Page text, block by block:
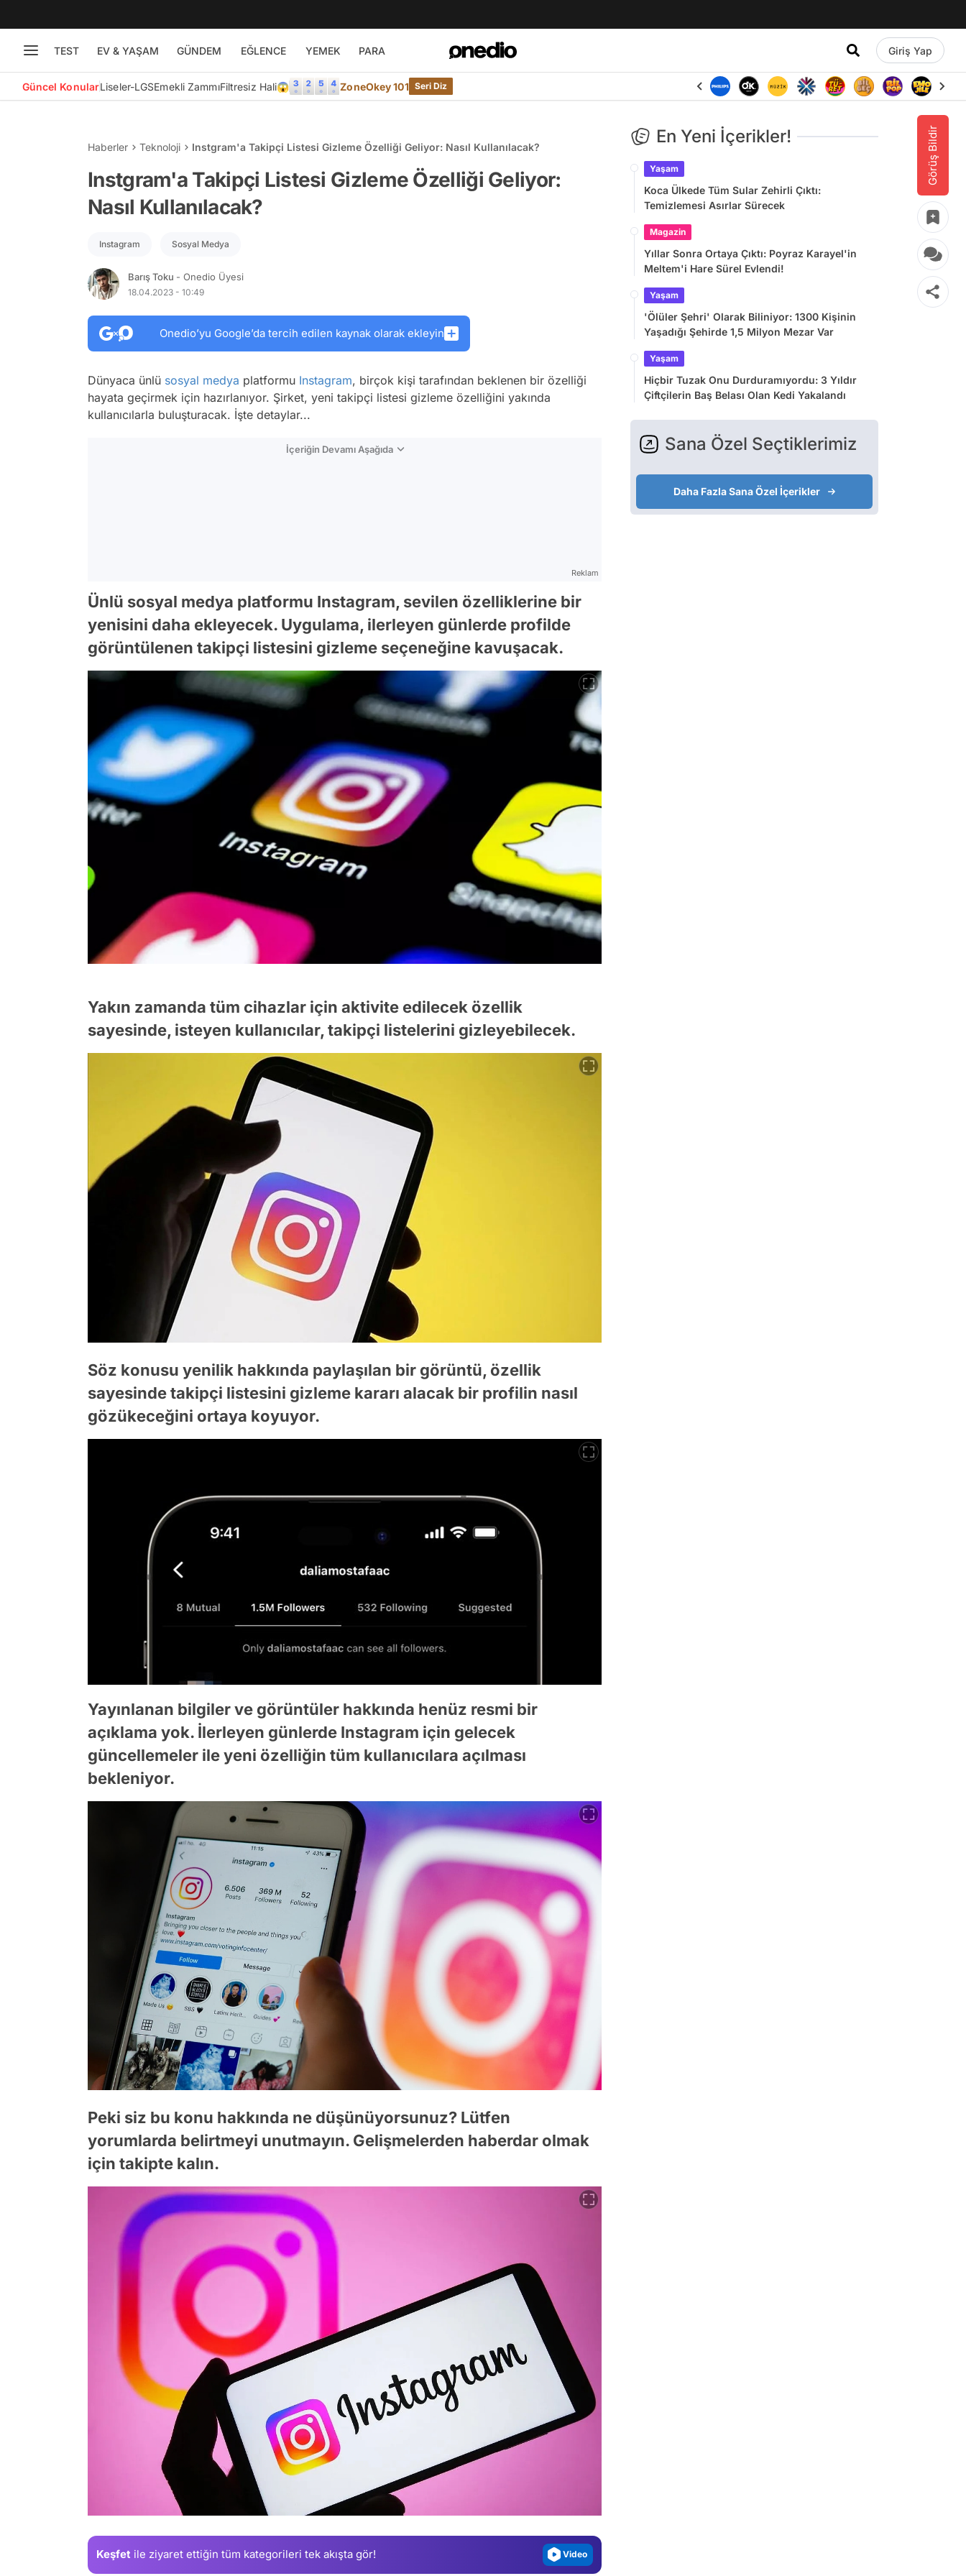
TEST EV & YAŞAM GÜNDEM EĞLENCE YEMEK PARA Giriş Yap
Güncel KonularLiseler-LGSEmekli ZammıFiltresiz Hali😱 ZoneOkey 101 Seri Diz
Görüş Bildir
Haberler Teknoloji Instgram'a Takipçi Listesi Gizleme Özelliği Geliyor: Nasıl Kullanılacak?
Instgram'a Takipçi Listesi Gizleme Özelliği Geliyor:
Nasıl Kullanılacak?
Instagram Sosyal Medya
Barış Toku - Onedio Üyesi
18.04.2023 - 10:49
Onedio’yu Google’da tercih edilen kaynak olarak ekleyin
Dünyaca ünlü sosyal medya platformu Instagram, birçok kişi tarafından beklenen bir özelliği
hayata geçirmek için hazırlanıyor. Şirket, yeni takipçi listesi gizleme özelliğini yakında
kullanıcılarla buluşturacak. İşte detaylar...
İçeriğin Devamı Aşağıda
Reklam
Ünlü sosyal medya platformu Instagram, sevilen özelliklerine bir
yenisini daha ekleyecek. Uygulama, ilerleyen günlerde profilde
görüntülenen takipçi listesini gizleme seçeneğine kavuşacak.
Yakın zamanda tüm cihazlar için aktivite edilecek özellik
sayesinde, isteyen kullanıcılar, takipçi listelerini gizleyebilecek.
Söz konusu yenilik hakkında paylaşılan bir görüntü, özellik
sayesinde takipçi listesini gizleme kararı alacak bir profilin nasıl
gözükeceğini ortaya koyuyor.
Yayınlanan bilgiler ve görüntüler hakkında henüz resmi bir
açıklama yok. İlerleyen günlerde Instagram için gelecek
güncellemeler ile yeni özelliğin tüm kullanıcılara açılması
bekleniyor.
Peki siz bu konu hakkında ne düşünüyorsunuz? Lütfen
yorumlarda belirtmeyi unutmayın. Gelişmelerden haberdar olmak
için takipte kalın.
Keşfet ile ziyaret ettiğin tüm kategorileri tek akışta gör! Test
En Yeni İçerikler!
Yaşam
Koca Ülkede Tüm Sular Zehirli Çıktı:
Temizlemesi Asırlar Sürecek
Magazin
Yıllar Sonra Ortaya Çıktı: Poyraz Karayel'in
Meltem'i Hare Sürel Evlendi!
Yaşam
'Ölüler Şehri' Olarak Biliniyor: 1300 Kişinin
Yaşadığı Şehirde 1,5 Milyon Mezar Var
Yaşam
Hiçbir Tuzak Onu Durduramıyordu: 3 Yıldır
Çiftçilerin Baş Belası Olan Kedi Yakalandı
Sana Özel Seçtiklerimiz
Daha Fazla Sana Özel İçerikler